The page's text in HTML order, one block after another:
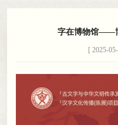
字在博物馆——
[ 2025-